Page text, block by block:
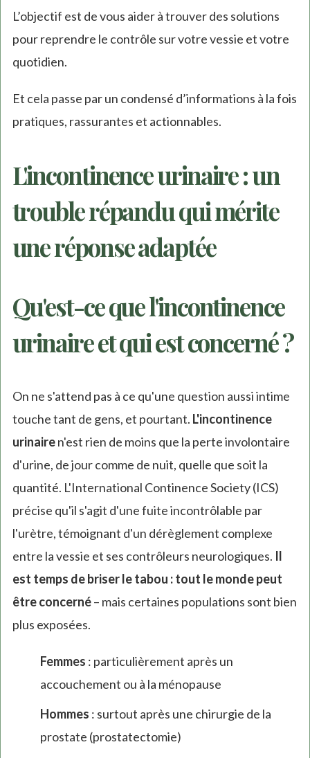
L’objectif est de vous aider à trouver des solutions
pour reprendre le contrôle sur votre vessie et votre
quotidien.
Et cela passe par un condensé d’informations à la fois
pratiques, rassurantes et actionnables.
L'incontinence urinaire : un
trouble répandu qui mérite
une réponse adaptée
Qu'est-ce que l'incontinence
urinaire et qui est concerné ?
On ne s'attend pas à ce qu'une question aussi intime
touche tant de gens, et pourtant. L'incontinence
urinairen'est rien de moins que la perte involontaire
d'urine, de jour comme de nuit, quelle que soit la
quantité. L'International Continence Society (ICS)
précise qu'il s'agit d'une fuite incontrôlable par
l'urètre, témoignant d'un dérèglement complexe
entre la vessie et ses contrôleurs neurologiques. Il
est temps de briser le tabou : tout le monde peut
être concerné– mais certaines populations sont bien
plus exposées.
Femmes : particulièrement après un
accouchement ou à la ménopause
Hommes : surtout après une chirurgie de la
prostate (prostatectomie)